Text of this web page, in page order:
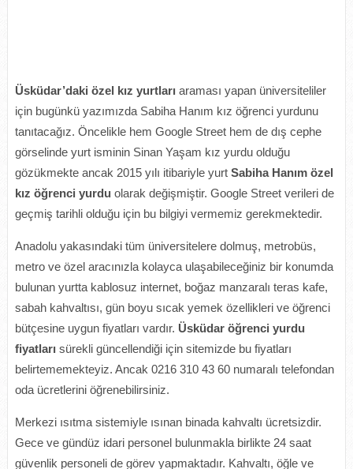
Üsküdar’daki özel kız yurtları araması yapan üniversiteliler
için bugünkü yazımızda Sabiha Hanım kız öğrenci yurdunu
tanıtacağız. Öncelikle hem Google Street hem de dış cephe
görselinde yurt isminin Sinan Yaşam kız yurdu olduğu
gözükmekte ancak 2015 yılı itibariyle yurt Sabiha Hanım özel
kız öğrenci yurdu olarak değişmiştir. Google Street verileri de
geçmiş tarihli olduğu için bu bilgiyi vermemiz gerekmektedir.
Anadolu yakasındaki tüm üniversitelere dolmuş, metrobüs,
metro ve özel aracınızla kolayca ulaşabileceğiniz bir konumda
bulunan yurtta kablosuz internet, boğaz manzaralı teras kafe,
sabah kahvaltısı, gün boyu sıcak yemek özellikleri ve öğrenci
bütçesine uygun fiyatları vardır. Üsküdar öğrenci yurdu
fiyatları sürekli güncellendiği için sitemizde bu fiyatları
belirtememekteyiz. Ancak 0216 310 43 60 numaralı telefondan
oda ücretlerini öğrenebilirsiniz.
Merkezi ısıtma sistemiyle ısınan binada kahvaltı ücretsizdir.
Gece ve gündüz idari personel bulunmakla birlikte 24 saat
güvenlik personeli de görev yapmaktadır. Kahvaltı, öğle ve